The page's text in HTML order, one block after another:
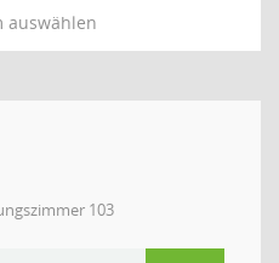
auswählen
103